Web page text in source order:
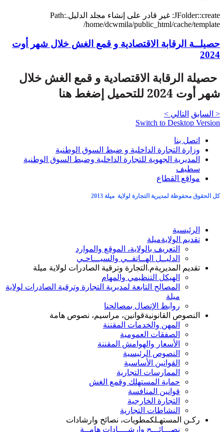
JFolder::create: غير قادر على إنشاء مجلد الدليل.Path:
/home/dcwmila/public_html/cache/template
حصيلــة الرقابة الاقتصادية و قمع الغش خلال شهر أوت
2024
حصيلة الرقابة الاقتصادية و قمع الغش خلال
شهر أوت 2024 للتحميل إضغط هنا
< السابق التالي >
Switch to Desktop Version
اتصل بنا
وزارة التجارة الداخلية و ضبط السوق الوطنية
المديرية الجهوية للتجارة الداخلية وضبط السوق الوطنية
سطيف
مواقع القطاع
كل الحقوق محفوظة لمديرية التجارة لولاية ميلة 2013
الرئيسية
تقديم الولايةميلة
التعريف بالولاية، الموقع والموارد
الدليــل الهــاتفــي والسيـــاحـي
تقديم المديريةم.التجارة وترقية الصادرات لولاية ميلة
الهيكل التنظيمي والمهام
المصالح التابعة لمديرية التجارة وترقية الصادرات لولاية
ميلة
روابط الإتصال بمصالحنا
النصوص القانونيةقوانين، مراسيم، نصوص هامة
المهن والخدمات المقننة
الصفقات العمومية
الأسعار والهوامش المقننة
النصوص الرئيسية
القوانين الأساسية
الممارسات التجارية
حماية المستهلك وقمع الغش
قوانين المنافسة
التجارة الخارجية
النشاطات التجارية
ركـن المستهـلكمطويات، نصائح وارشادات
نصـــائـــح وإرشــــادات هامــة